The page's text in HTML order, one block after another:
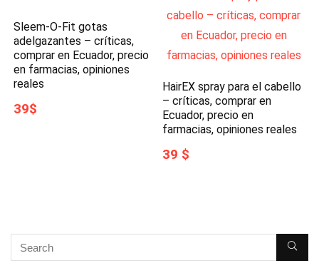
Sleem-O-Fit gotas
adelgazantes – críticas,
comprar en Ecuador, precio
en farmacias, opiniones
reales
39$
HairEX spray para el cabello
– críticas, comprar en
Ecuador, precio en
farmacias, opiniones reales
39 $